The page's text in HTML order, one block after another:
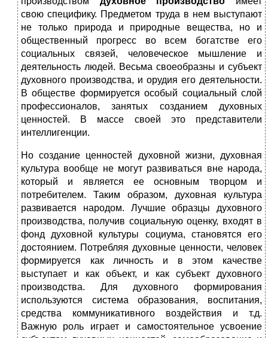
свою специфику. Предметом труда в нем выступают
не только природа и природные вещества, но и
общественный прогресс во всем богатстве его
социальных связей, человеческое мышление и
деятельность людей. Весьма своеобразны и субъект
духовного производства, и орудия его деятельности.
В обществе формируется особый социальный слой
профессионалов, занятых созданием духовных
ценностей. В массе своей это представители
интеллигенции.
Но создание ценностей духовной жизни, духовная
культура вообще не могут развиваться вне народа,
который и является ее основным творцом и
потребителем. Таким образом, духовная культура
развивается народом. Лучшие образцы духовного
производства, получив социальную оценку, входят в
фонд духовной культуры социума, становятся его
достоянием. Потребляя духовные ценности, человек
формируется как личность и в этом качестве
выступает и как объект, и как субъект духовного
производства. Для духовного формирования
используются система образования, воспитания,
средства коммуникативного воздействия и т.д.
Важную роль играет и самостоятельное усвоение